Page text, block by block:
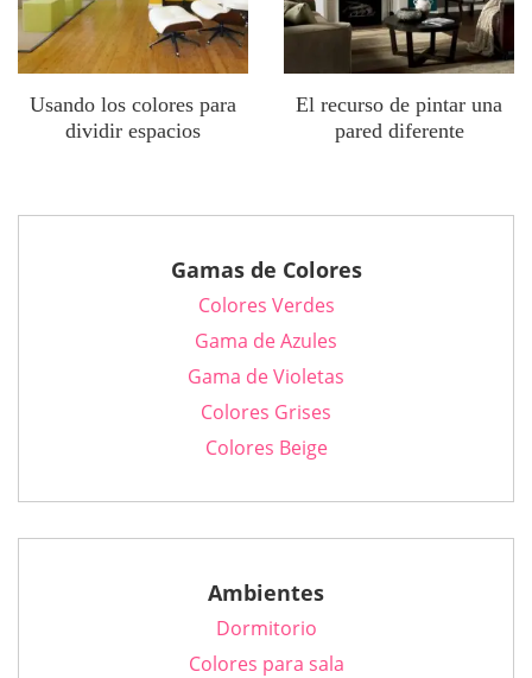
Usando los colores para
dividir espacios
El recurso de pintar una
pared diferente
Gamas de Colores
Colores Verdes
Gama de Azules
Gama de Violetas
Colores Grises
Colores Beige
Ambientes
Dormitorio
Colores para sala